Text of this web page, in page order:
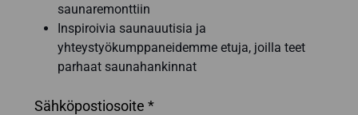
saunaremonttiin
Inspiroivia saunauutisia ja
yhteystyökumppaneidemme etuja, joilla teet
parhaat saunahankinnat
Sähköpostiosoite *